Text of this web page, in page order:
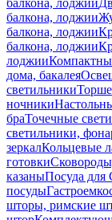
балкона, лоджии
балкона, лоджии
балкона, лоджии
балкона, лоджии
лоджии
дома, бакалея
светильники
ночники
браТочечные
светильники,
зеркалКольцевые
готовки
казаныПосуда
посуды
шторы, римские